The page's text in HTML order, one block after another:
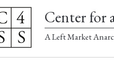
Center for
A Left Market